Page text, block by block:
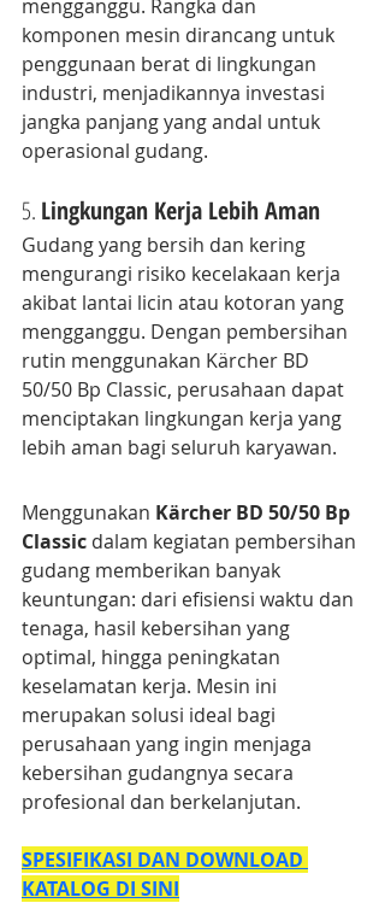
mengganggu. Rangka dan
komponen mesin dirancang untuk
penggunaan berat di lingkungan
industri, menjadikannya investasi
jangka panjang yang andal untuk
operasional gudang.
5. Lingkungan Kerja Lebih Aman
Gudang yang bersih dan kering
mengurangi risiko kecelakaan kerja
akibat lantai licin atau kotoran yang
mengganggu. Dengan pembersihan
rutin menggunakan Kärcher BD
50/50 Bp Classic, perusahaan dapat
menciptakan lingkungan kerja yang
lebih aman bagi seluruh karyawan.
Menggunakan Kärcher BD 50/50 Bp
Classic dalam kegiatan pembersihan
gudang memberikan banyak
keuntungan: dari efisiensi waktu dan
tenaga, hasil kebersihan yang
optimal, hingga peningkatan
keselamatan kerja. Mesin ini
merupakan solusi ideal bagi
perusahaan yang ingin menjaga
kebersihan gudangnya secara
profesional dan berkelanjutan.
SPESIFIKASI DAN DOWNLOAD
KATALOG DI SINI